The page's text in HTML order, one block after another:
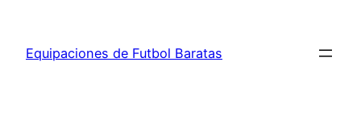
contenido
Equipaciones de Futbol Baratas